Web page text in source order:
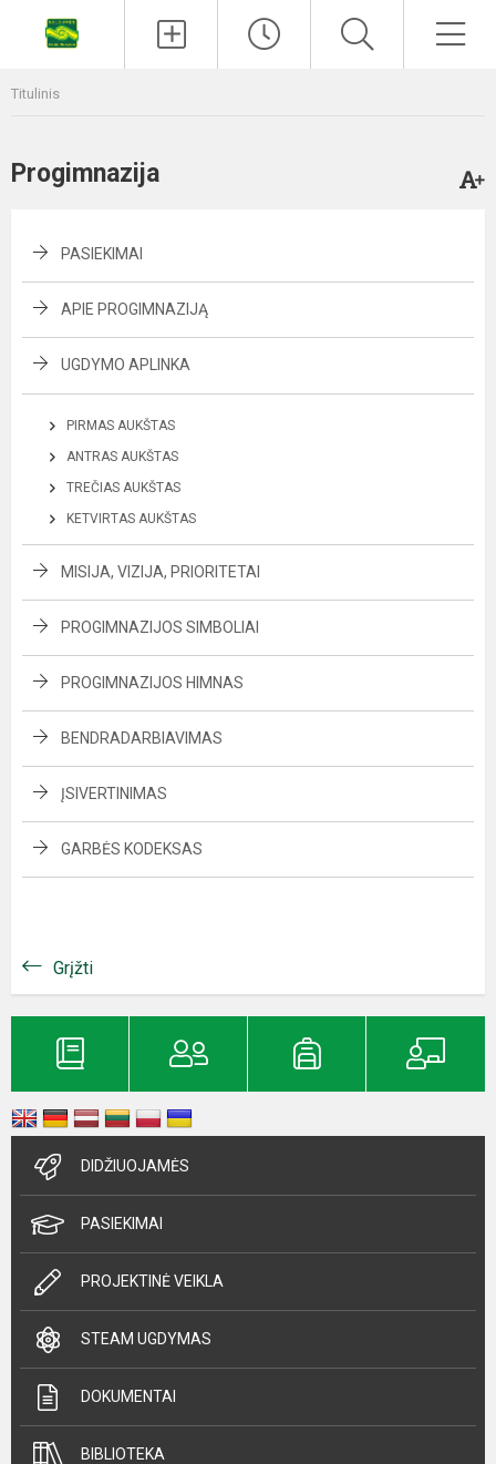
Titulinis
Progimnazija
PASIEKIMAI
APIE PROGIMNAZIJĄ
UGDYMO APLINKA
PIRMAS AUKŠTAS
ANTRAS AUKŠTAS
TREČIAS AUKŠTAS
KETVIRTAS AUKŠTAS
MISIJA, VIZIJA, PRIORITETAI
PROGIMNAZIJOS SIMBOLIAI
PROGIMNAZIJOS HIMNAS
BENDRADARBIAVIMAS
ĮSIVERTINIMAS
GARBĖS KODEKSAS
Grįžti
DIDŽIUOJAMĖS
PASIEKIMAI
PROJEKTINĖ VEIKLA
STEAM UGDYMAS
DOKUMENTAI
BIBLIOTEKA